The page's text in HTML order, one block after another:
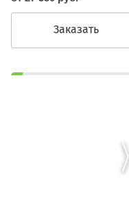
Заказать